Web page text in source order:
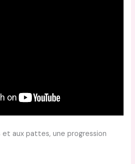
aux pattes, une progression